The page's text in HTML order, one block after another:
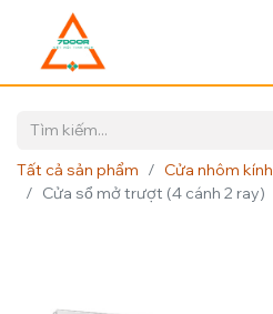
Tất cả sản phẩm
Cửa nhôm kính
Cửa sổ mở trượt (4 cánh 2 ray)